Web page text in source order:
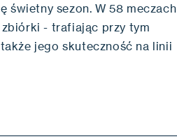
świetny sezon. W 58 meczach
zbiórki - trafiając przy tym
jego skuteczność na linii